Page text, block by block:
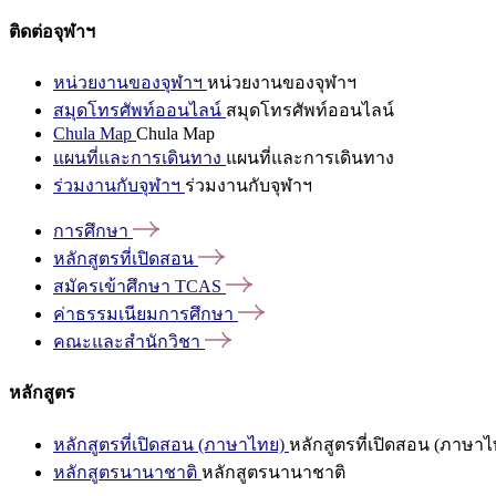
ติดต่อจุฬาฯ
หน่วยงานของจุฬาฯ หน่วยงานของจุฬาฯ
สมุดโทรศัพท์ออนไลน์ สมุดโทรศัพท์ออนไลน์
Chula Map Chula Map
แผนที่และการเดินทาง แผนที่และการเดินทาง
ร่วมงานกับจุฬาฯ ร่วมงานกับจุฬาฯ
การศึกษา
หลักสูตรที่เปิดสอน
สมัครเข้าศึกษา TCAS
ค่าธรรมเนียมการศึกษา
คณะและสำนักวิชา
หลักสูตร
หลักสูตรที่เปิดสอน (ภาษาไทย) หลักสูตรที่เปิดสอน (ภาษาไ
หลักสูตรนานาชาติ หลักสูตรนานาชาติ